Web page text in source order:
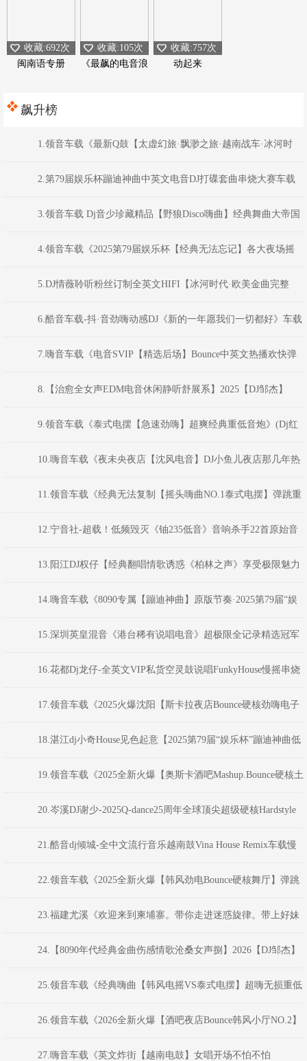
闽南语专册
收藏:692次
《最飙的电音浪
收藏:105次
动起来
收藏:757次
飙升榜
1.领音车载《最新Q鼓【太虚幻旅·飘渺之旅·越南战车·冰河时
代】Dj浩仔Dj超仔DJ阿圣Dj阿衍》颍上DJ虹君
2.第79届娱乐杯蹦迪神曲中英文电音DJ打碟套曲串烧大赛车载
CD1386(横州DJ98Mix)
3.领音车载 Dj音少珍藏精品【野狼Disco嗨曲】经典舞曲大帝国
4.领音车载《2025第79届娱乐杯【经典无法忘记】各大夜场摇
头蹦迪嗨曲》(Dj音少Mix)
5.DJ情薇聆听粉丝订制全英文HIFI【冰河时代·欧美金曲完整
版】车载珍藏版
6.酷音车载-抖·音劲嗨动感DJ《新的一年愿我们一切都好》车载
靓碟-Dj小峰7.嗨音车载《电音SVIP【精选后场】Bounce中英文热播欢快弹
弹弹MS CLUB思路串烧》 河南Dj彦航
8.【治愈全女声EDM电音休闲静听舒展系】2025【DJ邹杰】
9.领音车载《泰式电摆【急速劲嗨】超爽经典重低音炮》(Dj红
10.嗨音车载《夜未央夜店【沈风电音】DJ小鱼儿夜店那几年热
打英文车载电音串烧》 河南Dj彦航
11.领音车载《经典无法复制【摇头嗨曲NO.1泰式电摆】弹跳重
低音》(Dj红仔Mix)
12.宁音社-超载！低频毁灭《铀235低音》音响杀手22首原始音
频等离子低音炮-DJ余意
13.阳江DJ权仔【经典翻唱情歌诱惑《柏林之声》享受极限魅力
车载DJ大碟】14.嗨音车载《8090专属【蹦迪神曲】原版节奏·2025第79届“娱
乐杯”蹦迪神曲串烧大赛》河南Dj彦航
15.深圳英皇混音《港台稀有说唱电音》超极限全记录精选冠军
舞曲 DjKatie16.花都Dj龙仔-全英文VIP私货空灵鼓说唱FunkyHouse慢摇串烧
17.领音车载《2025火爆沈阳【斯卡拉夜店Bounce硬核劲嗨电子
NO.1】弹跳重低音》(Dj音少Mix)
18.湛江dj小奇House见色起意【2025第79届“娱乐杯”蹦迪神曲低
音炮制说唱串烧大赛】
19.领音车载《2025全新火爆【奥斯卡酒吧Mashup.Bounce硬核土
嗨NO.4】劲爆电音》(Dj音少Mix)
20.岑溪DJ谢少-2025Q-dance25周年全球顶尖超级硬核Hardstyle
系列Хакеры混音
21.酷音dj倾城-全中文流行音乐越南鼓Vina House Remix车载慢
摇舞曲串烧22.领音车载《2025全新火爆【韩风劲电Bounce硬核舞厅】弹跳
重低音》(Dj音少Mix)
23.福建尤溪《欢迎来到柬埔寨。带你走进迷惑旋律。带上好妹
子100分钟夜店汽车音乐串烧》福建DJ阿财
24.【8090年代经典金曲伤感情歌沧桑女声捌】2026【DJ邹杰】
25.领音车载《经典嗨曲【韩风电摇VS泰式电摆】超嗨无损重低
音炮》(Dj红仔Mix)
26.领音车载《2026全新火爆【酒吧夜店Bounce韩风小厅NO.2】
硬核劲电弹跳电音(Dj音少Mix)
27.嗨音车载《英文炸街【越南电鼓】女唱开场不怕不怕